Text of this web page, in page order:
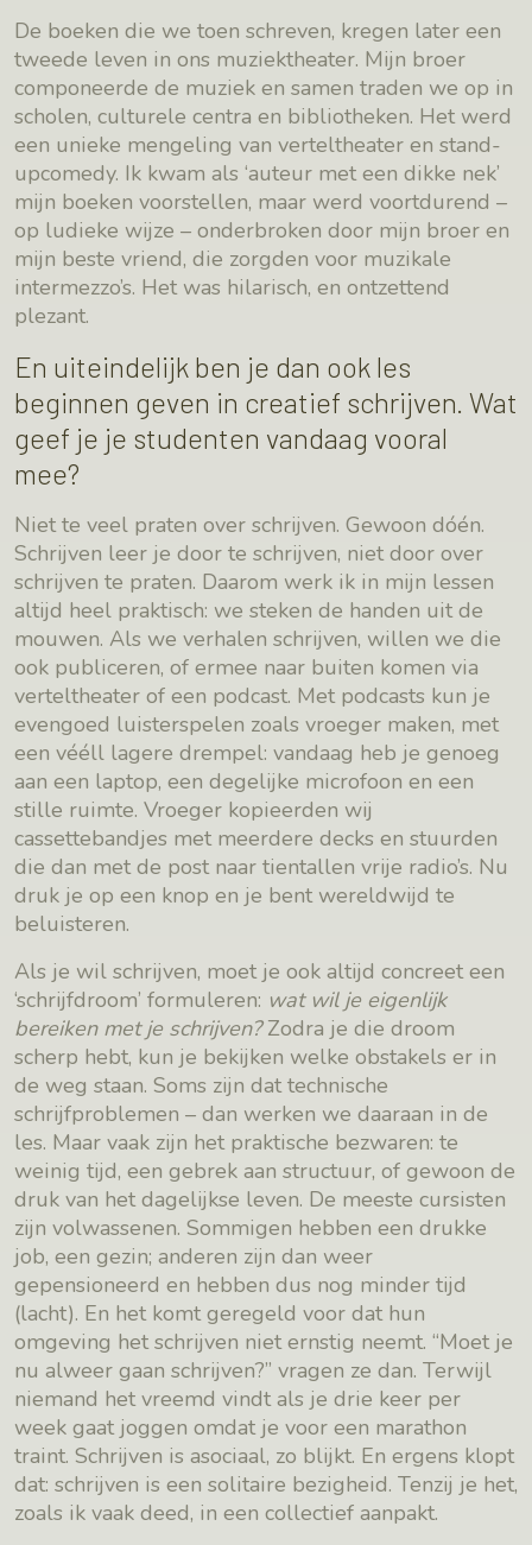
De boeken die we toen schreven, kregen later een
tweede leven in ons muziektheater. Mijn broer
componeerde de muziek en samen traden we op in
scholen, culturele centra en bibliotheken. Het werd
een unieke mengeling van verteltheater en stand-
upcomedy. Ik kwam als ‘auteur met een dikke nek’
mijn boeken voorstellen, maar werd voortdurend –
op ludieke wijze – onderbroken door mijn broer en
mijn beste vriend, die zorgden voor muzikale
intermezzo’s. Het was hilarisch, en ontzettend
plezant.
En uiteindelijk ben je dan ook les
beginnen geven in creatief schrijven. Wat
geef je je studenten vandaag vooral
mee?
Niet te veel praten over schrijven. Gewoon dóén.
Schrijven leer je door te schrijven, niet door over
schrijven te praten. Daarom werk ik in mijn lessen
altijd heel praktisch: we steken de handen uit de
mouwen. Als we verhalen schrijven, willen we die
ook publiceren, of ermee naar buiten komen via
verteltheater of een podcast. Met podcasts kun je
evengoed luisterspelen zoals vroeger maken, met
een vééll lagere drempel: vandaag heb je genoeg
aan een laptop, een degelijke microfoon en een
stille ruimte. Vroeger kopieerden wij
cassettebandjes met meerdere decks en stuurden
die dan met de post naar tientallen vrije radio’s. Nu
druk je op een knop en je bent wereldwijd te
beluisteren.
Als je wil schrijven, moet je ook altijd concreet een
‘schrijfdroom’ formuleren: wat wil je eigenlijk
bereiken met je schrijven?Zodra je die droom
scherp hebt, kun je bekijken welke obstakels er in
de weg staan. Soms zijn dat technische
schrijfproblemen – dan werken we daaraan in de
les. Maar vaak zijn het praktische bezwaren: te
weinig tijd, een gebrek aan structuur, of gewoon de
druk van het dagelijkse leven. De meeste cursisten
zijn volwassenen. Sommigen hebben een drukke
job, een gezin; anderen zijn dan weer
gepensioneerd en hebben dus nog minder tijd
(lacht). En het komt geregeld voor dat hun
omgeving het schrijven niet ernstig neemt. “Moet je
nu alweer gaan schrijven?” vragen ze dan. Terwijl
niemand het vreemd vindt als je drie keer per
week gaat joggen omdat je voor een marathon
traint. Schrijven is asociaal, zo blijkt. En ergens klopt
dat: schrijven is een solitaire bezigheid. Tenzij je het,
zoals ik vaak deed, in een collectief aanpakt.